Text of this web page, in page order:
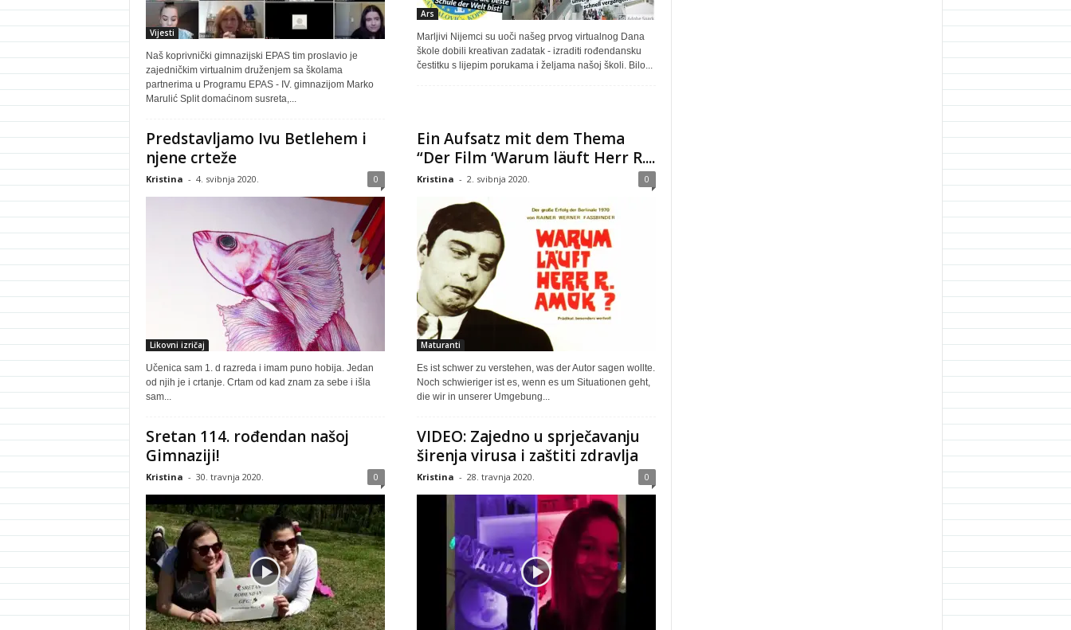
Vijesti
Naš koprivnički gimnazijski EPAS tim proslavio je
zajedničkim virtualnim druženjem sa školama
partnerima u Programu EPAS - IV. gimnazijom Marko
Marulić Split domaćinom susreta,...
Ars
Marljivi Nijemci su uoči našeg prvog virtualnog Dana
škole dobili kreativan zadatak - izraditi rođendansku
čestitku s lijepim porukama i željama našoj školi. Bilo...
Predstavljamo Ivu Betlehem i
njene crteže
Kristina - 4. svibnja 2020. 0
Likovni izričaj
Učenica sam 1. d razreda i imam puno hobija. Jedan
od njih je i crtanje. Crtam od kad znam za sebe i išla
sam...
Ein Aufsatz mit dem Thema
“Der Film ‘Warum läuft Herr R....
Kristina - 2. svibnja 2020. 0
Maturanti
Es ist schwer zu verstehen, was der Autor sagen wollte.
Noch schwieriger ist es, wenn es um Situationen geht,
die wir in unserer Umgebung...
Sretan 114. rođendan našoj
Gimnaziji!
Kristina - 30. travnja 2020. 0
VIDEO: Zajedno u sprječavanju
širenja virusa i zaštiti zdravlja
Kristina - 28. travnja 2020. 0